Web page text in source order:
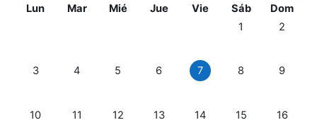
Lunes
Lun Martes
Mar Miércoles
Mié Jueves
Jue Viernes
Vie Sábado
Sáb Domingo
Dom
Sin eventos,
1 Sin
2
Sin eventos, lunes, 3 agosto
3 Sin eventos, martes, 4 agosto
4 Sin eventos, miércoles, 5 agosto
5 Sin eventos, jueves, 6 agosto
6 Sin eventos, viernes, 7
7 Sin eventos,
8 Sin
9
Sin eventos, lunes, 10 agosto
10 Sin eventos, martes, 11 agosto
11 Sin eventos, miércoles, 12 agosto
12 Sin eventos, jueves, 13 agosto
13 Sin eventos, viernes, 14
14 Sin eventos,
15 Sin
16